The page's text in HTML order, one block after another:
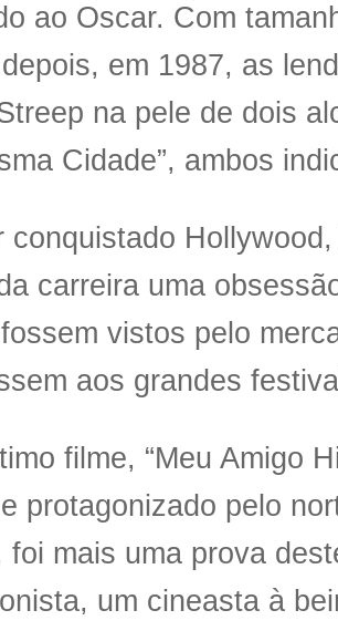
ao Oscar. Com
em 1987, as
na pele de dois
Cidade”, ambos
conquistado
carreira uma
vistos pelo
aos grandes
filme, “Meu Amigo
protagonizado pelo
foi mais uma prova
um cineasta à